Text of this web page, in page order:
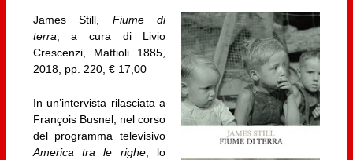
James Still, Fiume di
terra , a cura di Livio
Crescenzi, Mattioli 1885,
2018, pp. 220, € 17,00
In un’intervista rilasciata a
François Busnel, nel corso
del programma televisivo
America tra le righe, lo